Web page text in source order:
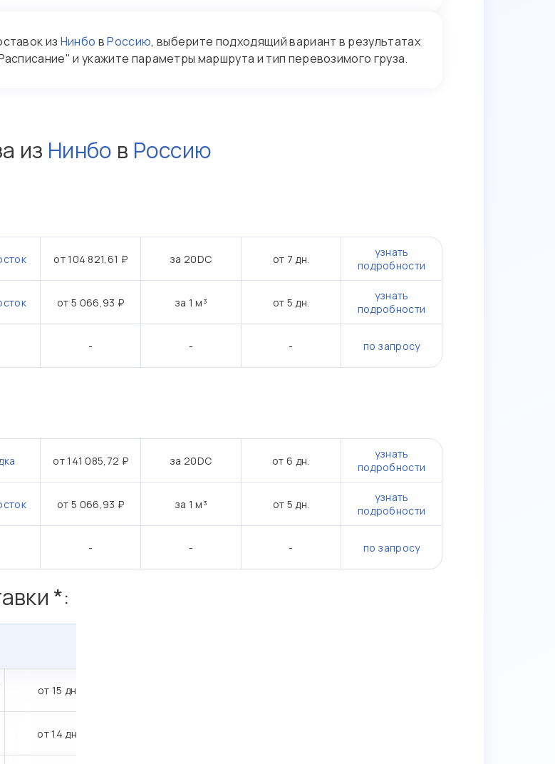
из Нинбо вРоссию, выберите подходящий вариант в результатах
и укажите параметры маршрута и тип перевозимого груза.
из Нинбо в Россию
от 104 821,61 ₽ за 20DC от 7 дн.
узнать
подробности
от 5 066,93 ₽ за 1 м³ от 5 дн.
узнать
подробности
- - - по запросу
от 141 085,72 ₽ за 20DC от 6 дн.
узнать
подробности
от 5 066,93 ₽ за 1 м³ от 5 дн.
узнать
подробности
- - - по запросу
*:
от 15 дн.
от 14 дн.